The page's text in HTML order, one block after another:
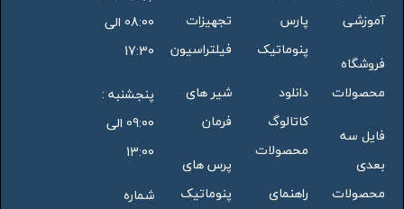
آموزشی
فروشگاه
محصولات
فایل سه
بعدی
محصولات
پارس
پنوماتیک
دانلود
کاتالوگ
محصولات
راهنمای
تجهیزات
فیلتراسیون
شیر های
فرمان
پرس های
پنوماتیک
08:00 الی
17:30
پنجشنبه :
09:00 الی
13:00
شماره